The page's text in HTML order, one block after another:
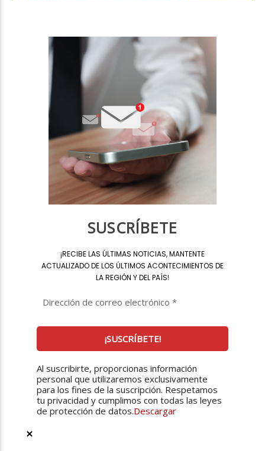
SUSCRÍBETE
¡RECIBE LAS ÚLTIMAS NOTICIAS, MANTENTE
ACTUALIZADO DE LOS ÚLTIMOS ACONTECIMIENTOS DE
LA REGIÓN Y DEL PAÍS!
Al suscribirte, proporcionas información
personal que utilizaremos exclusivamente
para los fines de la suscripción. Respetamos
tu privacidad y cumplimos con todas las leyes
de protección de datos.Descargar